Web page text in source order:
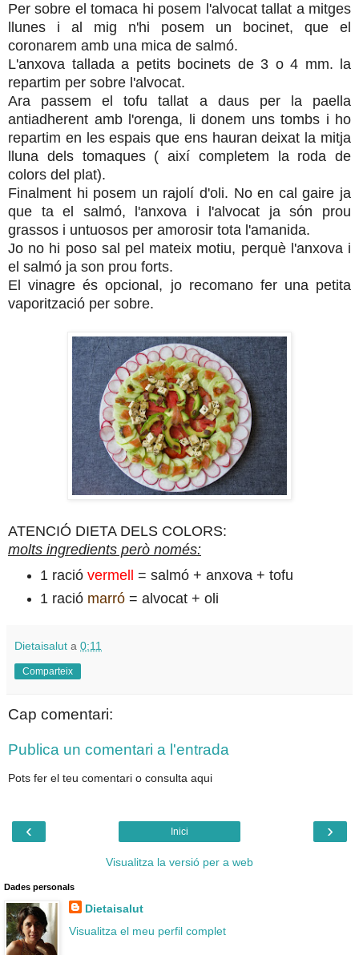
Per sobre el tomaca hi posem l'alvocat tallat a mitges
llunes i al mig n'hi posem un bocinet, que el
coronarem amb una mica de salmó.
L'anxova tallada a petits bocinets de 3 o 4 mm. la
repartim per sobre l'alvocat.
Ara passem el tofu tallat a daus per la paella
antiadherent amb l'orenga, li donem uns tombs i ho
repartim en les espais que ens hauran deixat la mitja
lluna dels tomaques ( així completem la roda de
colors del plat).
Finalment hi posem un rajolí d'oli. No en cal gaire ja
que ta el salmó, l'anxova i l'alvocat ja són prou
grassos i untuosos per amorosir tota l'amanida.
Jo no hi poso sal pel mateix motiu, perquè l'anxova i
el salmó ja son prou forts.
El vinagre és opcional, jo recomano fer una petita
vaporització per sobre.
ATENCIÓ DIETA DELS COLORS:
molts ingredients però només:
1 ració vermell
= salmó + anxova + tofu
1 ració marró= alvocat + oli
Dietaisalut a 0:11
Comparteix
Cap comentari:
Publica un comentari a l'entrada
Pots fer el teu comentari o consulta aqui
‹ ›
Inici
Visualitza la versió per a web
Dades personals
Dietaisalut
Visualitza el meu perfil complet